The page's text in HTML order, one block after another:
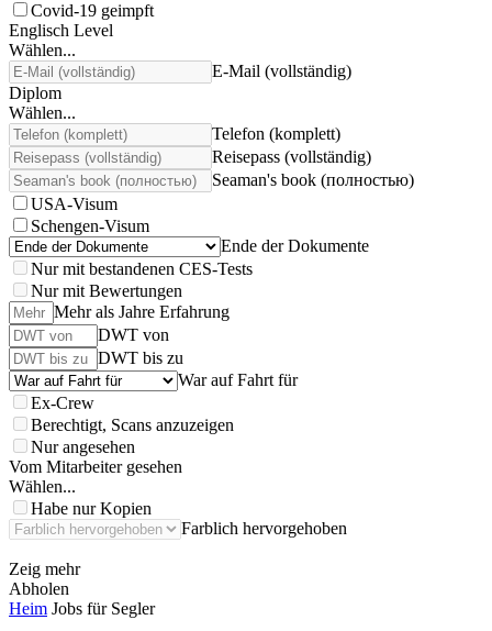
Covid-19 geimpft
Englisch Level
Wählen...
E-Mail (vollständig)
Diplom
Wählen...
Telefon (komplett)
Reisepass (vollständig)
Seaman's book (полностью)
USA-Visum
Schengen-Visum
Ende der Dokumente
Nur mit bestandenen CES-Tests
Nur mit Bewertungen
Mehr als Jahre Erfahrung
DWT von
DWT bis zu
War auf Fahrt für
Ex-Crew
Berechtigt, Scans anzuzeigen
Nur angesehen
Vom Mitarbeiter gesehen
Wählen...
Habe nur Kopien
Farblich hervorgehoben
Zeig mehr
Abholen
Heim Jobs für Segler